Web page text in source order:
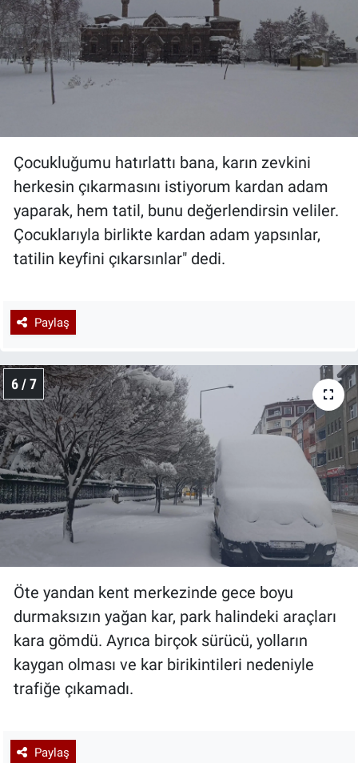
Çocukluğumu hatırlattı bana, karın zevkini
herkesin çıkarmasını istiyorum kardan adam
yaparak, hem tatil, bunu değerlendirsin veliler.
Çocuklarıyla birlikte kardan adam yapsınlar,
tatilin keyfini çıkarsınlar" dedi.
Paylaş
6 / 7
Öte yandan kent merkezinde gece boyu
durmaksızın yağan kar, park halindeki araçları
kara gömdü. Ayrıca birçok sürücü, yolların
kaygan olması ve kar birikintileri nedeniyle
trafiğe çıkamadı.
Paylaş